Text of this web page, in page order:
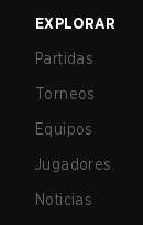
EXPLORAR
Partidas
Torneos
Equipos
Jugadores
Noticias